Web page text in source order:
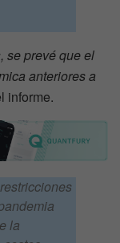
se prevé que el
anteriores a
informe.
la